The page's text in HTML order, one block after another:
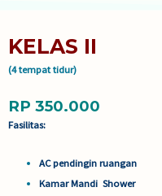
KELAS II
(4 tempat tidur)
RP 350.000
Fasilitas:
AC pendingin ruangan
Kamar Mandi Shower